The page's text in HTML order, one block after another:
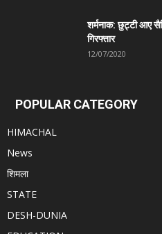
शर्मनाक: छुट्टी आए
गिरफ्तार
12/07/2020
POPULAR CATEGORY
HIMACHAL
News
शिमला
STATE
DESH-DUNIA